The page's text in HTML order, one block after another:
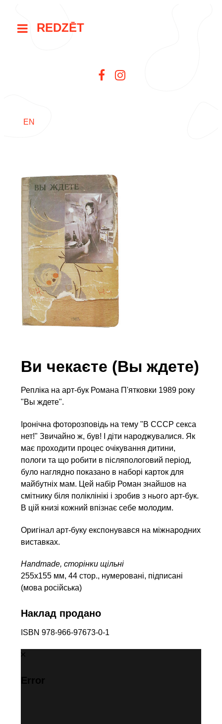
REDZĒT
EN
Ви чекаєте (Вы ждете)
Репліка на арт-бук Романа П'ятковки 1989 року
"Вы ждете".
Іронічна фоторозповідь на тему "В СССР секса
нет!" Звичайно ж, був! І діти народжувалися. Як
має проходити процес очікування дитини,
пологи та що робити в післяпологовий період,
було наглядно показано в наборі карток для
майбутніх мам. Цей набір Роман знайшов на
смітнику біля поліклінікі і зробив з нього арт-бук.
В цій книзі кожний впізнає себе молодим.
Оригінал арт-буку експонувався на міжнародних
виставках.
Handmade, сторінки щільні
255х155 мм, 44 стор., нумеровані, підписані
(мова російська)
Наклад продано
ISBN 978-966-97673-0-1
Error